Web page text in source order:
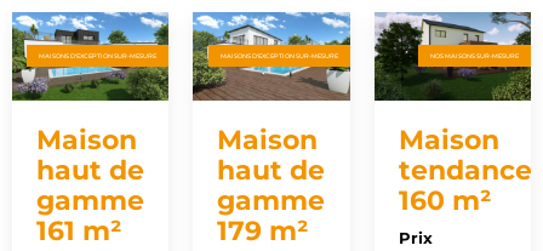
MAISONS D'EXCEPTION SUR-MESURE
Maison
haut de
gamme
161 m²
MAISONS D'EXCEPTION SUR-MESURE
Maison
haut de
gamme
179 m²
NOS MAISONS SUR-MESURE
Maison
tendance
160 m²
Prix